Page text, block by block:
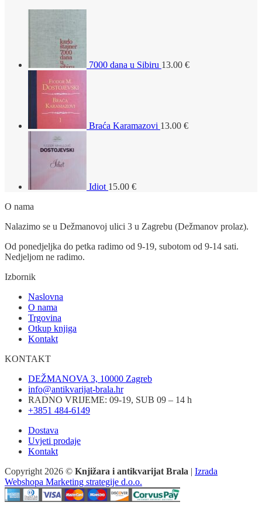
7000 dana u Sibiru 13.00 €
Braća Karamazovi 13.00 €
Idiot 15.00 €
O nama
Nalazimo se u Dežmanovoj ulici 3 u Zagrebu (Dežmanov prolaz).
Od ponedjeljka do petka radimo od 9-19, subotom od 9-14 sati.
Nedjeljom ne radimo.
Izbornik
Naslovna
O nama
Trgovina
Otkup knjiga
Kontakt
KONTAKT
DEŽMANOVA 3, 10000 Zagreb
info@antikvarijat-brala.hr
RADNO VRIJEME: 09-19, SUB 09 – 14 h
+3851 484-6149
Dostava
Uvjeti prodaje
Kontakt
Copyright 2026 © Knjižara i antikvarijat Brala | Izrada
Webshopa Marketing strategije d.o.o.